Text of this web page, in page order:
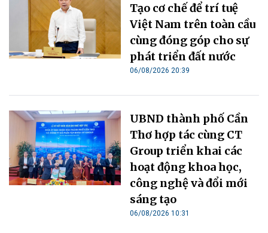
Tạo cơ chế để trí tuệ
Việt Nam trên toàn cầu
cùng đóng góp cho sự
phát triển đất nước
06/08/2026 20:39
UBND thành phố Cần
Thơ hợp tác cùng CT
Group triển khai các
hoạt động khoa học,
công nghệ và đổi mới
sáng tạo
06/08/2026 10:31